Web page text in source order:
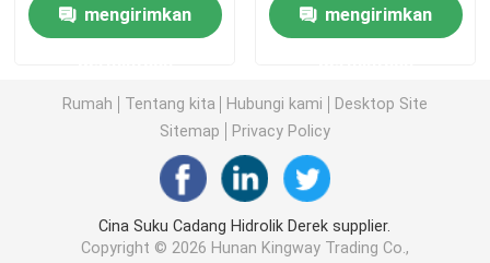
Saringan Sany
Suku Cadang Kabin Derek
Bagian Boom Derek
Lampu Derek
mengirimkan
mengirimkan
Rumah Tentang kita Hubungi kami
Desktop Site
Sitemap
Privacy Policy
Cina Suku Cadang Hidrolik Derek supplier.
Copyright © 2026 Hunan Kingway Trading Co.,